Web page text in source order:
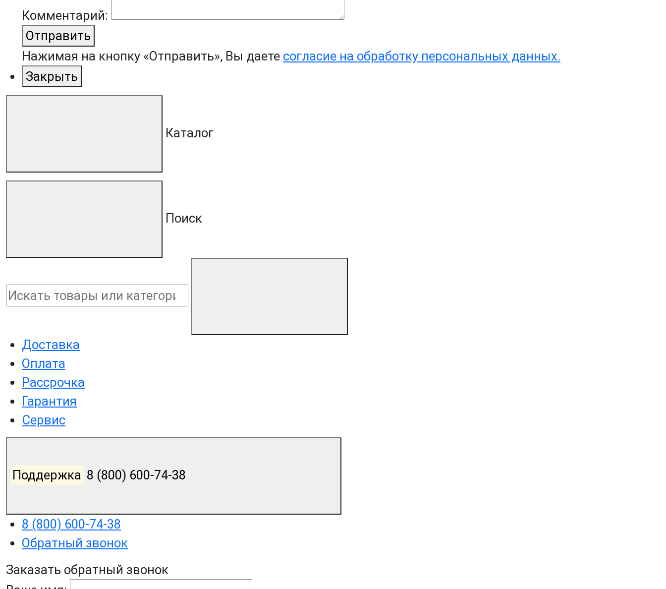
Комментарий:
Отправить
Нажимая на кнопку «Отправить», Вы даете согласие на обработку персональных данных.
Закрыть
Каталог
Поиск
Доставка
Оплата
Рассрочка
Гарантия
Сервис
Поддержка 8 (800) 600-74-38
8 (800) 600-74-38
Обратный звонок
Заказать обратный звонок